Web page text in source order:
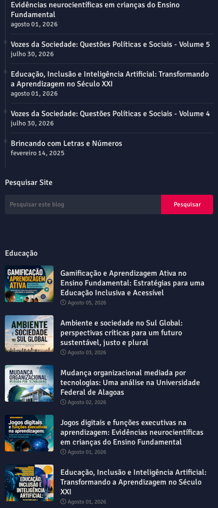
Evidências neurocientíficas em crianças do Ensino
Fundamental
agosto 01, 2026
Vozes da Sociedade: Questões Políticas e Sociais - Volume 5
julho 30, 2026
Educação, Inclusão e Inteligência Artificial: Transformando
a Aprendizagem no Século XXI
agosto 01, 2026
Vozes da Sociedade: Questões Políticas e Sociais - Volume 4
julho 30, 2026
Brincando com Letras e Números
fevereiro 14, 2025
Pesquisar Site
Educação
Gamificação e Aprendizagem Ativa no
Ensino Fundamental: Estratégias para uma
Educação Inclusiva e Acessível
Agosto 05, 2026
Ambiente e sociedade no Sul Global:
perspectivas críticas para um futuro
sustentável, justo e plural
Agosto 03, 2026
Mudança organizacional mediada por
tecnologias: Uma análise na Universidade
Federal de Alagoas
Agosto 02, 2026
Jogos digitais e funções executivas na
aprendizagem: Evidências neurocientíficas
em crianças do Ensino Fundamental
Agosto 01, 2026
Educação, Inclusão e Inteligência Artificial:
Transformando a Aprendizagem no Século
XXI
Agosto 01, 2026